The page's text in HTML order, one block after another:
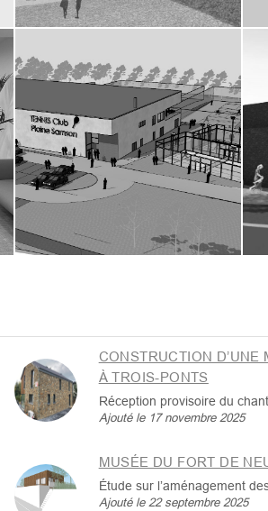
CONSTRUCTION D’UNE
À TROIS-PONTS
Réception provisoire du
Ajouté le 17 novembre 2025
MUSÉE DU FORT DE
Étude sur l’aménagement
Ajouté le 22 septembre 2025